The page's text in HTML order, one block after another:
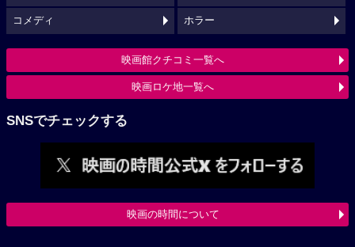
コメディ ホラー
映画館クチコミ一覧へ
映画ロケ地一覧へ
SNSでチェックする
映画の時間について